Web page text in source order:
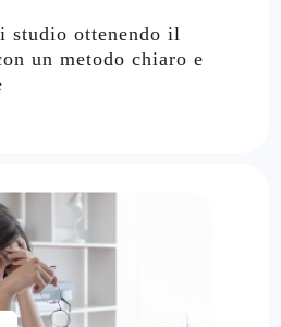
studio ottenendo il
un metodo chiaro e